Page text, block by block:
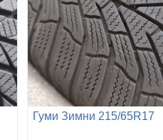
Гуми Зимни 215/65R17